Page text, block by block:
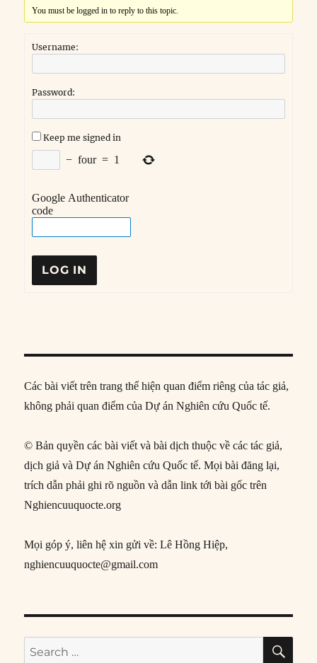
You must be logged in to reply to this topic.
Username:
Password:
Keep me signed in
− four = 1
Google Authenticator
code
LOG IN
Các bài viết trên trang thể hiện quan điểm riêng của tác giả,
không phải quan điểm của Dự án Nghiên cứu Quốc tế.
© Bản quyền các bài viết và bài dịch thuộc về các tác giả,
dịch giả và Dự án Nghiên cứu Quốc tế. Mọi bài đăng lại,
trích dẫn phải ghi rõ nguồn và dẫn link tới bài gốc trên
Nghiencuuquocte.org
Mọi góp ý, liên hệ xin gửi về: Lê Hồng Hiệp,
nghiencuuquocte@gmail.com
Search